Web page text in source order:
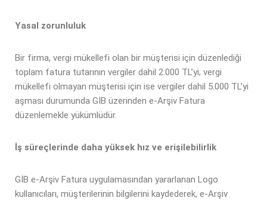
Yasal zorunluluk
Bir firma, vergi mükellefi olan bir müşterisi için düzenlediği
toplam fatura tutarının vergiler dahil 2.000 TL’yi; vergi
mükellefi olmayan müşterisi için ise vergiler dahil 5.000 TL’yi
aşması durumunda GİB üzerinden e-Arşiv Fatura
düzenlemekle yükümlüdür.
İş süreçlerinde daha yüksek hız ve erişilebilirlik
GİB e-Arşiv Fatura uygulamasından yararlanan Logo
kullanıcıları, müşterilerinin bilgilerini kaydederek, e-Arşiv